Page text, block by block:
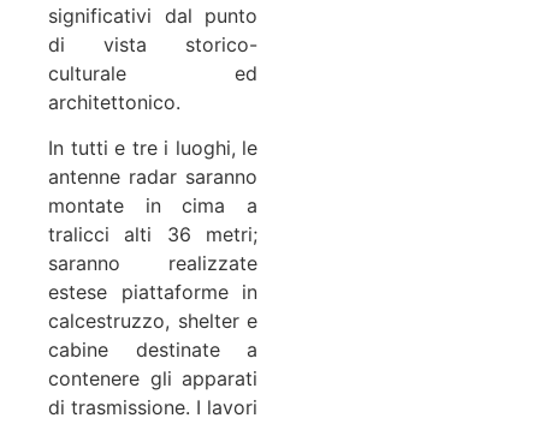
significativi dal punto
di vista storico-
culturale ed
architettonico.
In tutti e tre i luoghi, le
antenne radar saranno
montate in cima a
tralicci alti 36 metri;
saranno realizzate
estese piattaforme in
calcestruzzo, shelter e
cabine destinate a
contenere gli apparati
di trasmissione. I lavori